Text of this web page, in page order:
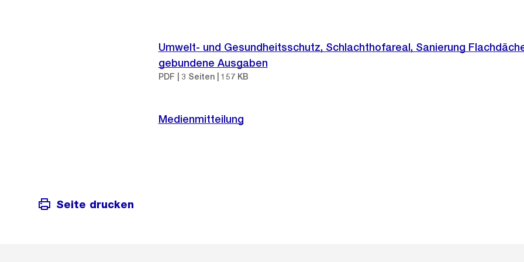
Umwelt- und Gesundheitsschutz, Schlachthofareal, Sanierung
gebundene Ausgaben
PDF | 3 Seiten | 157 KB
Medienmitteilung
Seite drucken